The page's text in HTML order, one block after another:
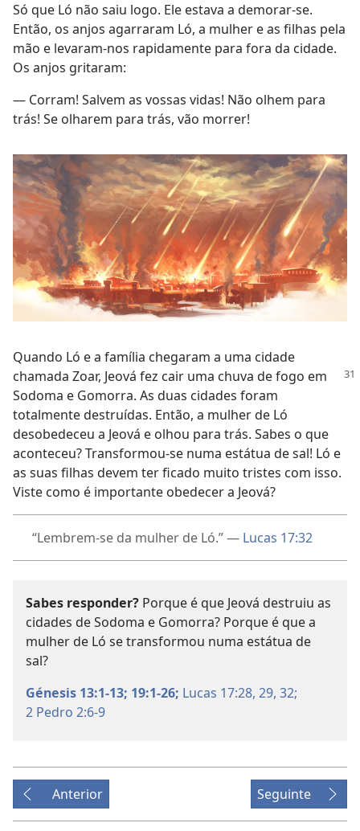
Só que Ló não saiu logo. Ele estava a demorar-se.
Então, os anjos agarraram Ló, a mulher e as filhas pela
mão e levaram-nos rapidamente para fora da cidade.
Os anjos gritaram:
— Corram! Salvem as vossas vidas! Não olhem para
trás! Se olharem para trás, vão morrer!
Quando Ló e a família chegaram a uma cidade
chamada Zoar, Jeová fez cair uma chuva de fogo em
Sodoma e Gomorra. As duas cidades foram
totalmente destruídas. Então, a mulher de Ló
desobedeceu a Jeová e olhou para trás. Sabes o que
aconteceu? Transformou-se numa estátua de sal! Ló e
as suas filhas devem ter ficado muito tristes com isso.
Viste como é importante obedecer a Jeová?
“Lembrem-se da mulher de Ló.” — Lucas 17:32
Sabes responder? Porque é que Jeová destruiu as
cidades de Sodoma e Gomorra? Porque é que a
mulher de Ló se transformou numa estátua de
sal?
Génesis 13:1-13; 19:1-26; Lucas 17:28, 29, 32;
2 Pedro 2:6-9
Anterior Seguinte